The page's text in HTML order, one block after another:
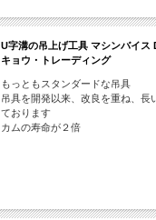
U字溝の吊上げ工具 マシンバイス
キョウ・トレーディング
もっともスタンダードな吊具
吊具を開発以来、改良を重ね、長
ております
カムの寿命が２倍